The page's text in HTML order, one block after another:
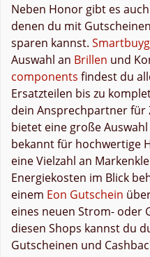
Neben Honor gibt es
denen du mit
sparen kannst.
Auswahl an Brillen und
components findest du
Ersatzteilen bis zu
dein Ansprechpartner für
bietet eine große
bekannt für hochwertige
eine Vielzahl an
Energiekosten im Blick
einem Eon Gutschein
eines neuen Strom- oder
diesen Shops kannst du
Gutscheinen und